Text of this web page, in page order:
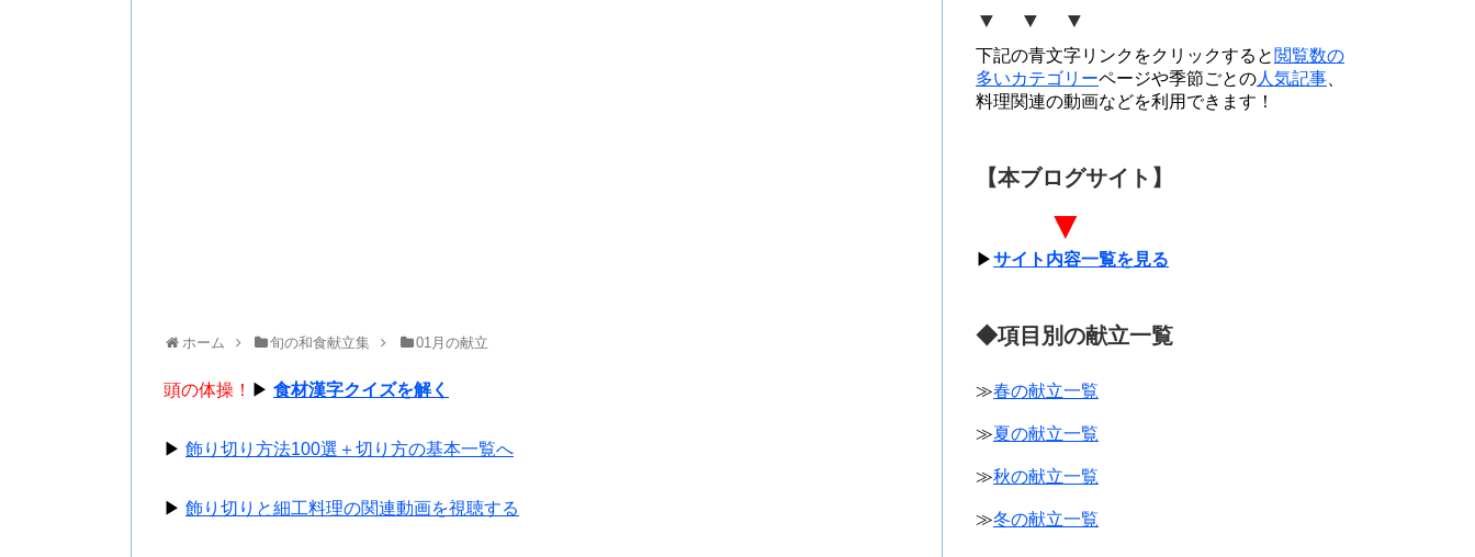
ホーム 旬の和食献立集 01月の献立
頭の体操！ ▶ 食材漢字クイズを解く
▶ 飾り切り方法100選＋切り方の基本一覧へ
▶ 飾り切りと細工料理の関連動画を視聴する
▼ ▼ ▼
下記の青文字リンクをクリックすると 閲覧数の
多いカテゴリーページや季節ごとの人気記事
料理関連の動画などを利用できます！
【本ブログサイト】
▼
▶サイト内容一覧を見る
◆項目別の献立一覧
≫春の献立一覧
≫夏の献立一覧
≫秋の献立一覧
≫冬の献立一覧